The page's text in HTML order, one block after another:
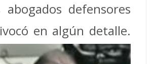
abogados defensores
en algún detalle.